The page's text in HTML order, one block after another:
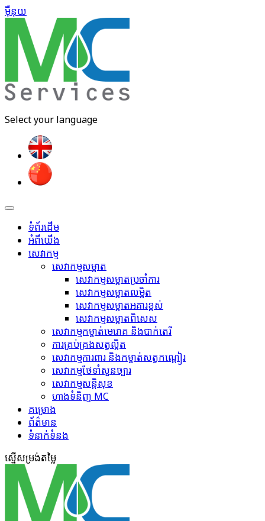
ម៉ឺនុយ​
Select your language
ទំព័រដើម
អំពីយើង
សេវាកម្ម
សេវាកម្មសម្អាត
សេវាកម្ម​សម្អាតប្រចាំការ
សេវាកម្ម​សម្អាត​លម្អិត
សេវាកម្ម​សម្អាត​អគារខ្ពស់
សេវាកម្ម​សម្អាត​ពិសេស
សេវាកម្ម​កម្ចាត់​មេរោគ និងបាក់តេរី
ការគ្រប់គ្រង​សត្វល្អិត​
សេវាកម្ម​ការពារ និងកម្ចាត់​សត្វកណ្តៀរ
សេវាកម្ម​ថែទាំ​សួនច្បារ
សេវាកម្ម​សន្តិសុខ
ហាង​ទំនិញ MC
គ​ម្រោ​ង
ព័ត៌មាន
ទំនាក់ទំនង
ស្នើ​សម្រង់​តម្លៃ